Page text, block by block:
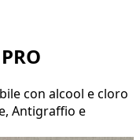
con alcool e cloro
Antigraffio e